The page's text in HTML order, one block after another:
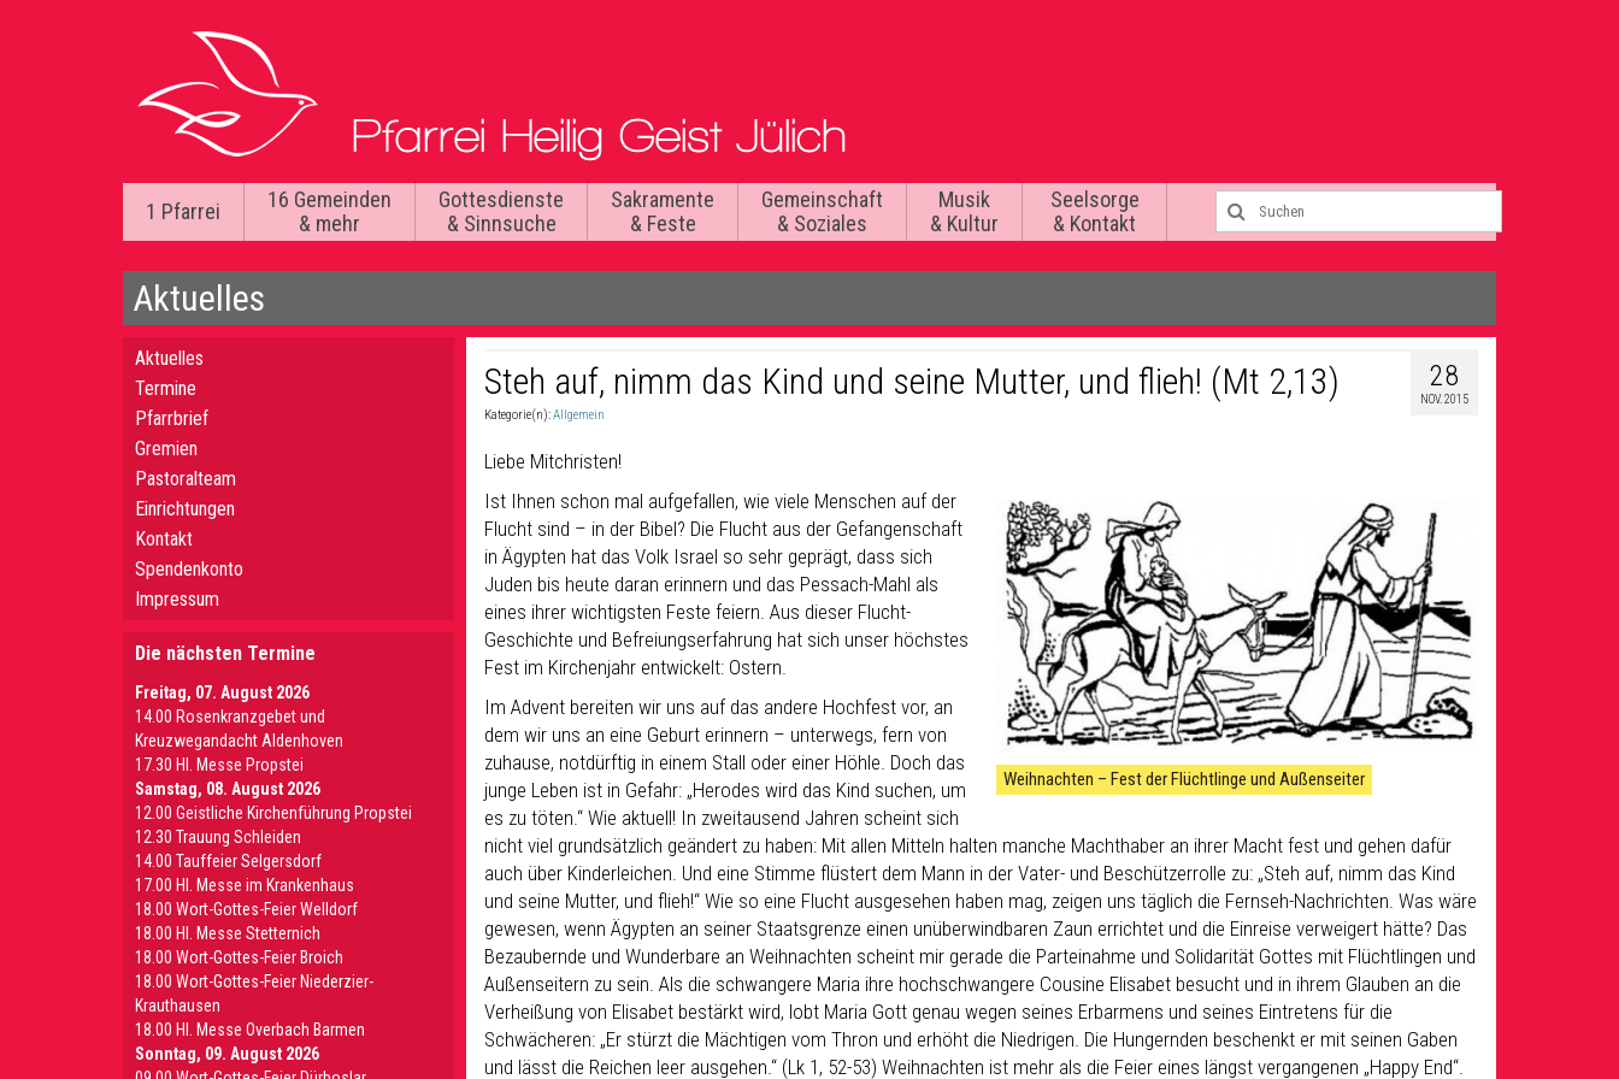
1 Pfarrei
16 Gemeinden
& mehr
Gottesdienste
& Sinnsuche
Sakramente
& Feste
Gemeinschaft
& Soziales
Musik
& Kultur
Seelsorge
& Kontakt
Aktuelles
28
NOV. 2015
Steh auf, nimm das Kind und seine Mutter, und flieh! (Mt 2,13)
Kategorie(n):Allgemein
Liebe Mitchristen!
Weihnachten – Fest der Flüchtlinge und Außenseiter
Ist Ihnen schon mal aufgefallen, wie viele Menschen auf der
Flucht sind – in der Bibel? Die Flucht aus der Gefangenschaft
in Ägypten hat das Volk Israel so sehr geprägt, dass sich
Juden bis heute daran erinnern und das Pessach-Mahl als
eines ihrer wichtigsten Feste feiern. Aus dieser Flucht-
Geschichte und Befreiungserfahrung hat sich unser höchstes
Fest im Kirchenjahr entwickelt: Ostern.
Im Advent bereiten wir uns auf das andere Hochfest vor, an
dem wir uns an eine Geburt erinnern – unterwegs, fern von
zuhause, notdürftig in einem Stall oder einer Höhle. Doch das
junge Leben ist in Gefahr: „Herodes wird das Kind suchen, um
es zu töten.“ Wie aktuell! In zweitausend Jahren scheint sich
nicht viel grundsätzlich geändert zu haben: Mit allen Mitteln halten manche Machthaber an ihrer Macht fest und gehen dafür
auch über Kinderleichen. Und eine Stimme flüstert dem Mann in der Vater- und Beschützerrolle zu: „Steh auf, nimm das Kind
und seine Mutter, und flieh!“ Wie so eine Flucht ausgesehen haben mag, zeigen uns täglich die Fernseh-Nachrichten. Was wäre
gewesen, wenn Ägypten an seiner Staatsgrenze einen unüberwindbaren Zaun errichtet und die Einreise verweigert hätte? Das
Bezaubernde und Wunderbare an Weihnachten scheint mir gerade die Parteinahme und Solidarität Gottes mit Flüchtlingen und
Außenseitern zu sein. Als die schwangere Maria ihre hochschwangere Cousine Elisabet besucht und in ihrem Glauben an die
Verheißung von Elisabet bestärkt wird, lobt Maria Gott genau wegen seines Erbarmens und seines Eintretens für die
Schwächeren: „Er stürzt die Mächtigen vom Thron und erhöht die Niedrigen. Die Hungernden beschenkt er mit seinen Gaben
und lässt die Reichen leer ausgehen.“ (Lk 1, 52-53) Weihnachten ist mehr als die Feier eines längst vergangenen „Happy End“.
Aktuelles
Termine
Pfarrbrief
Gremien
Pastoralteam
Einrichtungen
Kontakt
Spendenkonto
Impressum
Die nächsten Termine
Freitag, 07. August 2026
14.00 Rosenkranzgebet und
Kreuzwegandacht Aldenhoven
17.30 Hl. Messe Propstei
Samstag, 08. August 2026
12.00 Geistliche Kirchenführung Propstei
12.30 Trauung Schleiden
14.00 Tauffeier Selgersdorf
17.00 Hl. Messe im Krankenhaus
18.00 Wort-Gottes-Feier Welldorf
18.00 Hl. Messe Stetternich
18.00 Wort-Gottes-Feier Broich
18.00 Wort-Gottes-Feier Niederzier-
Krauthausen
18.00 Hl. Messe Overbach Barmen
Sonntag, 09. August 2026